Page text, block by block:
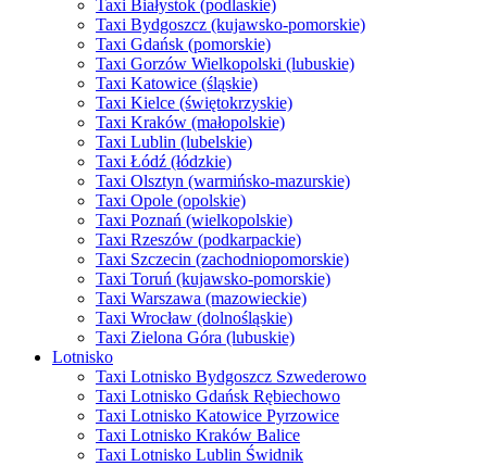
Taxi Białystok (podlaskie)
Taxi Bydgoszcz (kujawsko-pomorskie)
Taxi Gdańsk (pomorskie)
Taxi Gorzów Wielkopolski (lubuskie)
Taxi Katowice (śląskie)
Taxi Kielce (świętokrzyskie)
Taxi Kraków (małopolskie)
Taxi Lublin (lubelskie)
Taxi Łódź (łódzkie)
Taxi Olsztyn (warmińsko-mazurskie)
Taxi Opole (opolskie)
Taxi Poznań (wielkopolskie)
Taxi Rzeszów (podkarpackie)
Taxi Szczecin (zachodniopomorskie)
Taxi Toruń (kujawsko-pomorskie)
Taxi Warszawa (mazowieckie)
Taxi Wrocław (dolnośląskie)
Taxi Zielona Góra (lubuskie)
Lotnisko
Taxi Lotnisko Bydgoszcz Szwederowo
Taxi Lotnisko Gdańsk Rębiechowo
Taxi Lotnisko Katowice Pyrzowice
Taxi Lotnisko Kraków Balice
Taxi Lotnisko Lublin Świdnik